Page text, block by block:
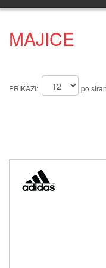
MAJICE
PRIKAŽI: po